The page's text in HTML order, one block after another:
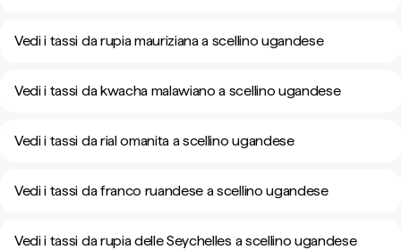
Vedi i tassi da rupia mauriziana a scellino ugandese
Vedi i tassi da kwacha malawiano a scellino ugandese
Vedi i tassi da rial omanita a scellino ugandese
Vedi i tassi da franco ruandese a scellino ugandese
Vedi i tassi da rupia delle Seychelles a scellino ugandese